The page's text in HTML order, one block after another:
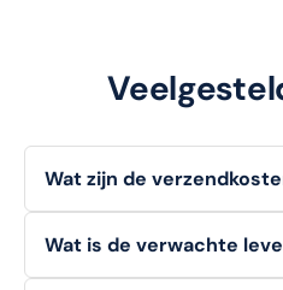
Wat zijn de
orderwaardevanaf €100
onder dit bedrag geldt een
Wat is de verwachte